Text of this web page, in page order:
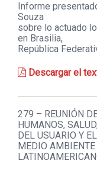
Informe
Souza
sobre lo actuado
en Brasilia,
República
Descargar el
279 – REUNIÓN
HUMANOS,
DEL USUARIO Y
MEDIO